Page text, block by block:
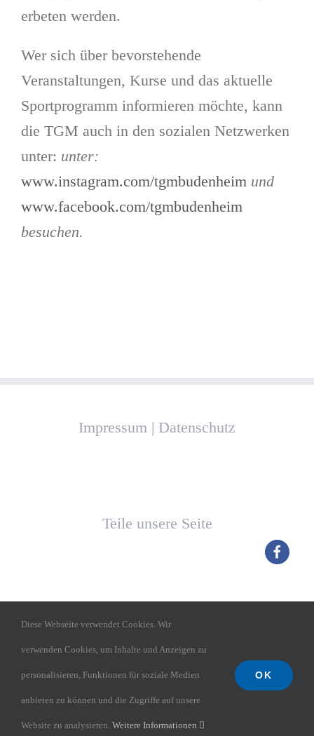
erbeten werden.
Wer sich über bevorstehende
Veranstaltungen, Kurse und das aktuelle
Sportprogramm informieren möchte, kann
die TGM auch in den sozialen Netzwerken
unter: unter:
www.instagram.com/tgmbudenheim und
www.facebook.com/tgmbudenheim
besuchen.
Impressum | Datenschutz
Teile unsere Seite
Diese Webseite verwendet Cookies. Wir
verwenden Cookies, um Inhalte und Anzeigen zu
personalisieren, Funktionen für soziale Medien
anbieten zu können und die Zugriffe auf unsere
Website zu analysieren. Weitere Informationen
OK